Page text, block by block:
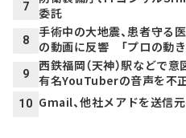
7
委託
8
手術中の大地震、患者守
の動画に反響 「プロの動き
9
西鉄福岡（天神）駅などで
有名YouTuberの音声を不
10 Gmail、他社メアドを送信